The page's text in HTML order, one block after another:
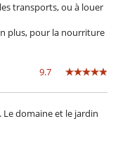
transports, ou à louer
plus, pour la nourriture
9.7
Le domaine et le jardin